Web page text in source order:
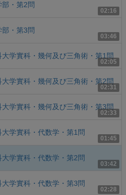
02:16
・第2問
03:46
・第3問
02:05
学實科・幾何及び三角術・第1問
02:31
学實科・幾何及び三角術・第2問
02:33
学實科・幾何及び三角術・第3問
01:45
学實科・代数学・第1問
03:42
学實科・代数学・第2問
02:28
学實科・代数学・第3問